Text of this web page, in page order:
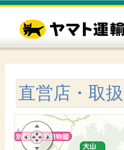
直営店・取